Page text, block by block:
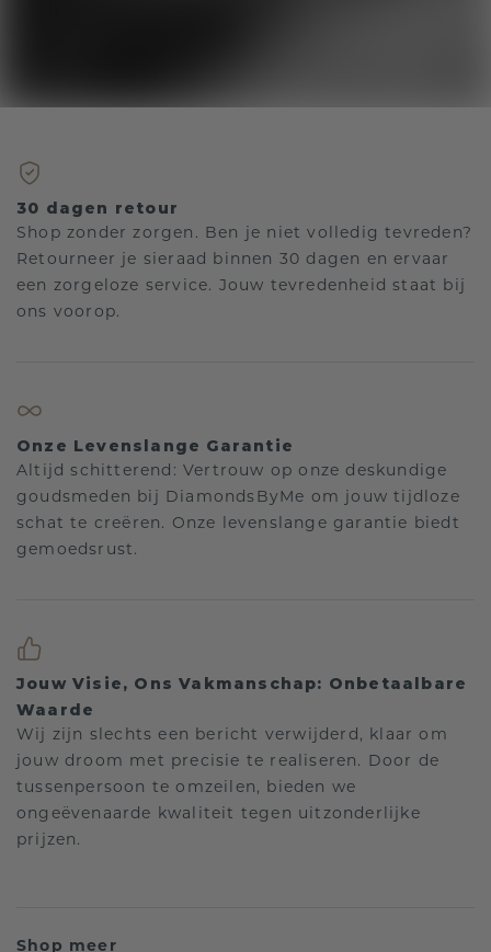
30 dagen retour
Shop zonder zorgen. Ben je niet volledig tevreden?
Retourneer je sieraad binnen 30 dagen en ervaar
een zorgeloze service. Jouw tevredenheid staat bij
ons voorop.
Onze Levenslange Garantie
Altijd schitterend: Vertrouw op onze deskundige
goudsmeden bij DiamondsByMe om jouw tijdloze
schat te creëren. Onze levenslange garantie biedt
gemoedsrust.
Jouw Visie, Ons Vakmanschap: Onbetaalbare
Waarde
Wij zijn slechts een bericht verwijderd, klaar om
jouw droom met precisie te realiseren. Door de
tussenpersoon te omzeilen, bieden we
ongeëvenaarde kwaliteit tegen uitzonderlijke
prijzen.
Shop meer